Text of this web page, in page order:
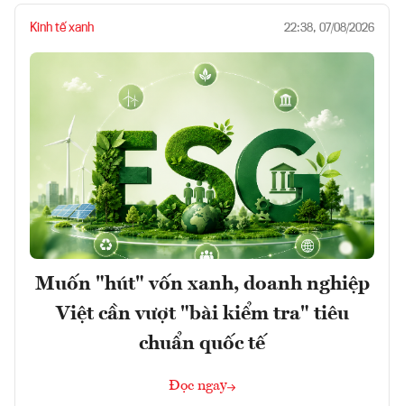
Kinh tế xanh 22:38, 07/08/2026
Muốn "hút" vốn xanh, doanh nghiệp
Việt cần vượt "bài kiểm tra" tiêu
chuẩn quốc tế
Đọc ngay